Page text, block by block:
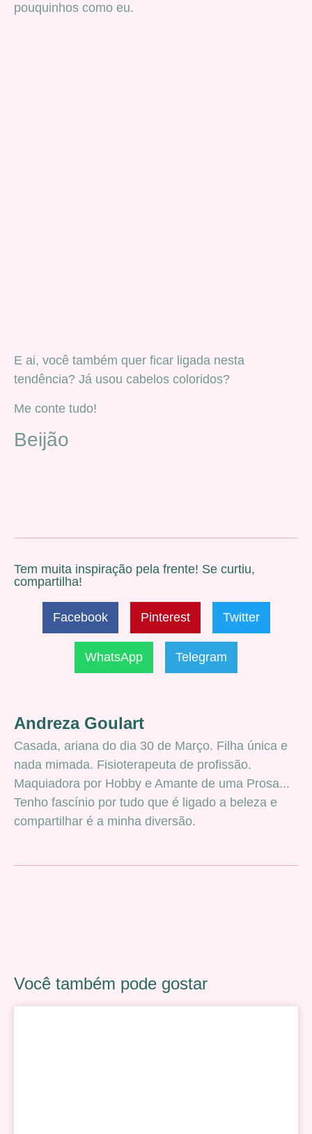
pouquinhos como eu.
E ai, você também quer ficar ligada nesta
tendência? Já usou cabelos coloridos?
Me conte tudo!
Beijão
Tem muita inspiração pela frente! Se curtiu,
compartilha!
Facebook Pinterest Twitter
WhatsApp Telegram
Andreza Goulart
Casada, ariana do dia 30 de Março. Filha única e
nada mimada. Fisioterapeuta de profissão.
Maquiadora por Hobby e Amante de uma Prosa...
Tenho fascínio por tudo que é ligado a beleza e
compartilhar é a minha diversão.
Você também pode gostar